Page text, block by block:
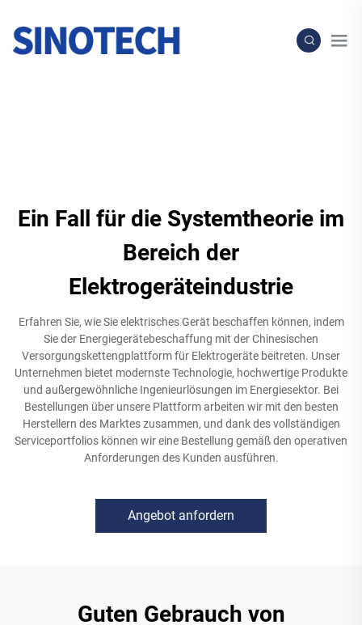
Ein Fall für die Systemtheorie im
Bereich der
Elektrogeräteindustrie
Erfahren Sie, wie Sie elektrisches Gerät beschaffen können, indem
Sie der Energiegerätebeschaffung mit der Chinesischen
Versorgungskettengplattform für Elektrogeräte beitreten. Unser
Unternehmen bietet modernste Technologie, hochwertige Produkte
und außergewöhnliche Ingenieurlösungen im Energiesektor. Bei
Bestellungen über unsere Plattform arbeiten wir mit den besten
Herstellern des Marktes zusammen, und dank des vollständigen
Serviceportfolios können wir eine Bestellung gemäß den operativen
Anforderungen des Kunden ausführen.
Angebot anfordern
Guten Gebrauch von